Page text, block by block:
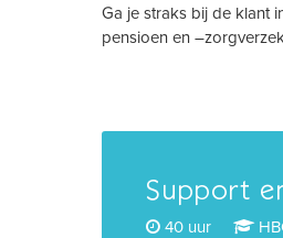
Ga je straks bij de klant
pensioen en
Support
40 uur